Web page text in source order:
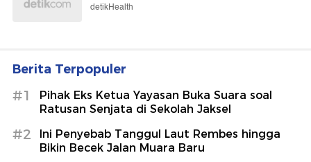
detikHealth
Berita Terpopuler
#1
Pihak Eks Ketua Yayasan Buka Suara soal
Ratusan Senjata di Sekolah Jaksel
#2
Ini Penyebab Tanggul Laut Rembes hingga
Bikin Becek Jalan Muara Baru